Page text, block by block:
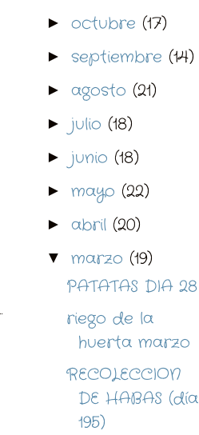
► octubre (17)
► septiembre (14)
► agosto (21)
► julio (18)
► junio (18)
► mayo (22)
► abril (20)
▼ marzo (19)
PATATAS DIA 28
riego de la
huerta marzo
RECOLECCION
DE HABAS (día
195)